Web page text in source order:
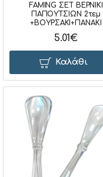
FAMING ΣΕΤ ΒΕΡΝΙΚΙ
ΠΑΠΟΥΤΣΙΩΝ 2τεμ
+ΒΟΥΡΣΑΚΙ+ΠΑΝΑΚΙ
5.01€
Καλάθι